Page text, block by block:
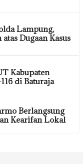
Lampung,
Dugaan Kasus
Kabupaten
di Baturaja
Berlangsung
Kearifan Lokal